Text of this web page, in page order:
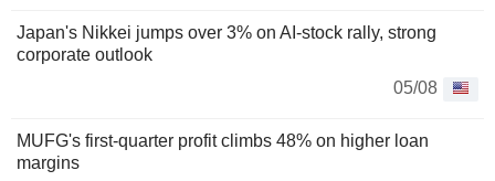
Japan's Nikkei jumps over 3% on AI-stock rally, strong
corporate outlook
05/08
MUFG's first-quarter profit climbs 48% on higher loan
margins